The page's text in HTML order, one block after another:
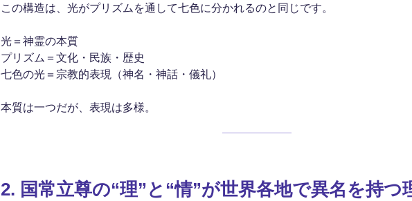
この構造は、光がプリズムを通して七色に分かれるのと同じです。
光＝神霊の本質
プリズム＝文化・民族・歴史
七色の光＝宗教的表現（神名・神話・儀礼）
本質は一つだが、表現は多様。
2. 国常立尊の“理”と“情”が世界各地で異名を持つ